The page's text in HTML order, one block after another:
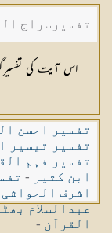
تفسیرسراج
اس آیت کی
تفسیر احسن
تفسیر تیسیر
تفسیر فہم
ابن کثیر -
اشرف الحواشی
عبدالسلام
القرآن -